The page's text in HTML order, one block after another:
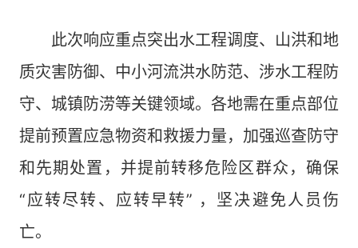
此次响应重点突出水工程调度、山洪和地
质灾害防御、中小河流洪水防范、涉水工程防
守、城镇防涝等关键领域。各地需在重点部位
提前预置应急物资和救援力量，加强巡查防守
和先期处置，并提前转移危险区群众，确保
“应转尽转、应转早转” ，坚决避免人员伤
亡。